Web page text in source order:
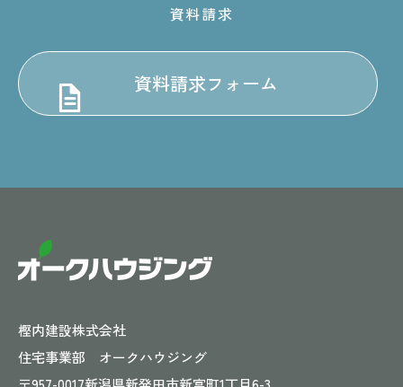
資料請求
資料請求フォーム
樫内建設株式会社
住宅事業部 オークハウジング